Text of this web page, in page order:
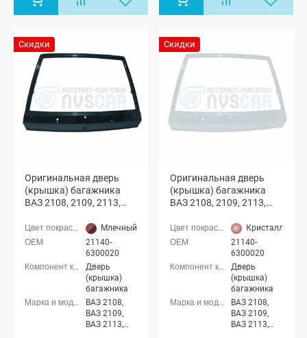
Скидки
Оригинальная дверь
(крышка) багажника
ВАЗ 2108, 2109, 2113,
(Млечный путь 606)Млечный путь (606 серебристо-серо-графитовый)
21140-
6300020
Дверь
(крышка)
багажника
ВАЗ 2108,
ВАЗ 2109,
ВАЗ 2113,
Скидки
Оригинальная дверь
(крышка) багажника
ВАЗ 2108, 2109, 2113,
(Кристалл 281)
Кристалл (281
21140-
6300020
Дверь
(крышка)
багажника
ВАЗ 2108,
ВАЗ 2109,
ВАЗ 2113,